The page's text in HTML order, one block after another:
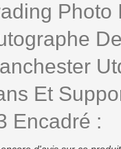
Photo
Et
Encadré :